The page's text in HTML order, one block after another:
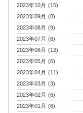
2023年10月 (15)
2023年09月 (8)
2023年08月 (9)
2023年07月 (8)
2023年06月 (12)
2023年05月 (6)
2023年04月 (11)
2023年03月 (3)
2023年02月 (6)
2023年01月 (8)